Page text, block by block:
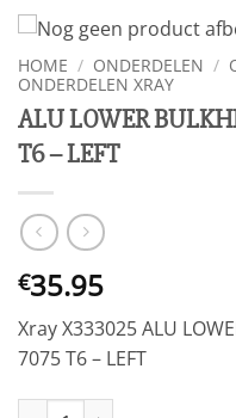
HOME / ONDERDELEN /
ONDERDELEN XRAY
ALU LOWER
T6 – LEFT
€35.95
Xray X333025 ALU
7075 T6 – LEFT
ALU LOWER BULKHEAD